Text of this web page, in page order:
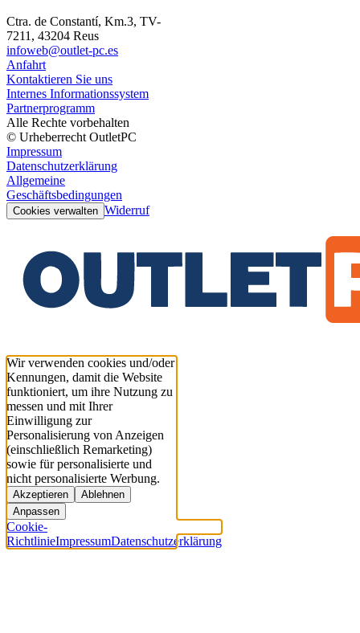
Ctra. de Constantí, Km.3, TV-
7211, 43204 Reus
infoweb@outlet-pc.es
Anfahrt
Kontaktieren Sie uns
Internes Informationssystem
Partnerprogramm
Alle Rechte vorbehalten
© Urheberrecht OutletPC
Impressum
Datenschutzerklärung
Allgemeine
Geschäftsbedingungen
Cookies verwalten Widerruf
Wir verwenden cookies und/oder
Kennungen, damit die Website
funktioniert, um ihre Nutzung zu
messen und mit Ihrer
Einwilligung zur
Personalisierung von Anzeigen
(einschließlich Remarketing)
sowie für personalisierte und
nicht personalisierte Werbung.
Akzeptieren
Ablehnen
Anpassen
Cookie-
RichtlinieImpressumDatenschutzerklärung